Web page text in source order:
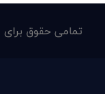
تمامی حقوق برای